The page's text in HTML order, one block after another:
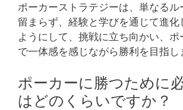
ポーカーストラテジーは、単なるル
留まらず、経験と学びを通じて進化
ようにして、挑戦に立ち向かい、ポ
で一体感を感じながら勝利を目指し
ポーカーに勝つために
はどのくらいですか？